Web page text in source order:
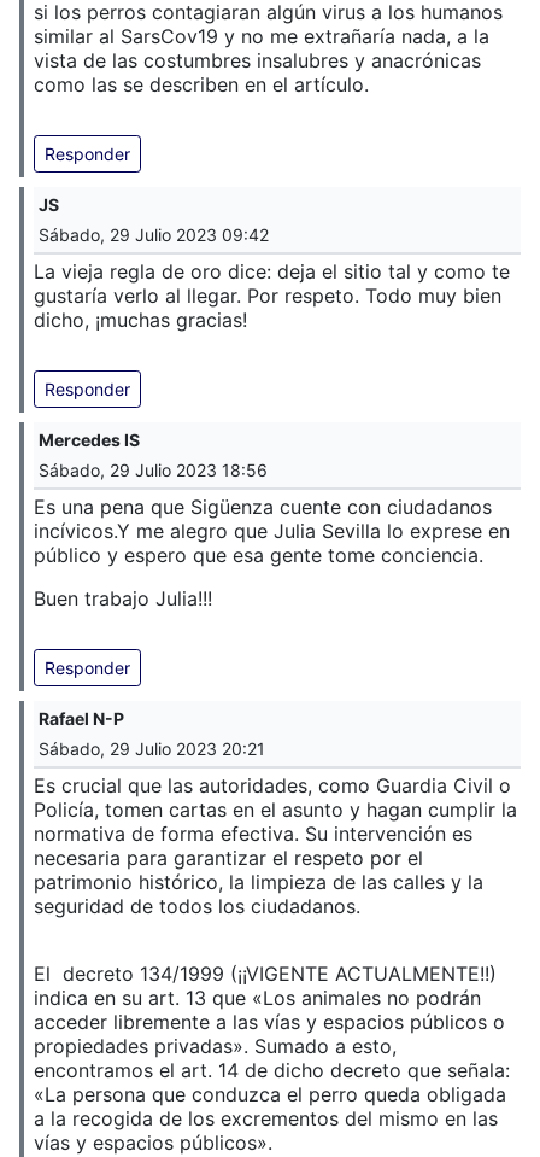
si los perros contagiaran algún virus a los humanos
similar al SarsCov19 y no me extrañaría nada, a la
vista de las costumbres insalubres y anacrónicas
como las se describen en el artículo.
Responder
JS
Sábado, 29 Julio 2023 09:42
La vieja regla de oro dice: deja el sitio tal y como te
gustaría verlo al llegar. Por respeto. Todo muy bien
dicho, ¡muchas gracias!
Responder
Mercedes IS
Sábado, 29 Julio 2023 18:56
Es una pena que Sigüenza cuente con ciudadanos
incívicos.Y me alegro que Julia Sevilla lo exprese en
público y espero que esa gente tome conciencia.
Buen trabajo Julia!!!
Responder
Rafael N-P
Sábado, 29 Julio 2023 20:21
Es crucial que las autoridades, como Guardia Civil o
Policía, tomen cartas en el asunto y hagan cumplir la
normativa de forma efectiva. Su intervención es
necesaria para garantizar el respeto por el
patrimonio histórico, la limpieza de las calles y la
seguridad de todos los ciudadanos.
El decreto 134/1999 (¡¡VIGENTE ACTUALMENTE!!)
indica en su art. 13 que «Los animales no podrán
acceder libremente a las vías y espacios públicos o
propiedades privadas». Sumado a esto,
encontramos el art. 14 de dicho decreto que señala:
«La persona que conduzca el perro queda obligada
a la recogida de los excrementos del mismo en las
vías y espacios públicos».